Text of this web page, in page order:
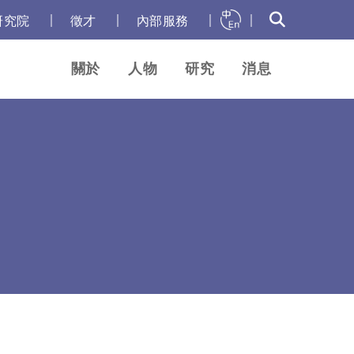
究院 徵才 內部服務
關於 人物 研究 消息